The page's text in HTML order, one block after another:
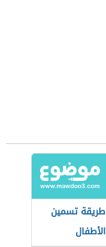
طريقة تسمين
الأطفال